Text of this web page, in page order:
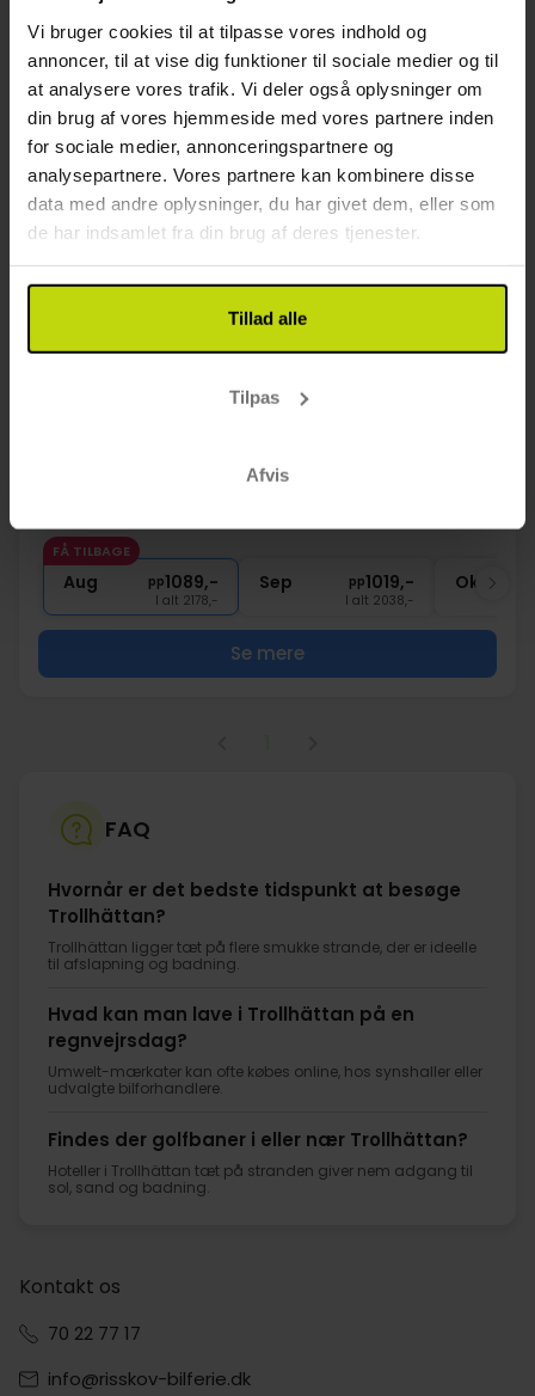
Vi bruger cookies til at tilpasse vores indhold og
annoncer, til at vise dig funktioner til sociale medier og til
at analysere vores trafik. Vi deler også oplysninger om
din brug af vores hjemmeside med vores partnere inden
for sociale medier, annonceringspartnere og
analysepartnere. Vores partnere kan kombinere disse
data med andre oplysninger, du har givet dem, eller som
de har indsamlet fra din brug af deres tjenester.
Tillad alle
Tilpas
Afvis
GOD PRIS!
Historisk perle
4.2/ 5 Meget god118 anmeldelser
Inkl. 1 x dagens hovedret
∞ Adgang til jacuzzi og sauna
2x Gratis parkering
FÅ TILBAGE
Aug pp1089,-
I alt 2178,-
Sep pp1019,-
I alt 2038,-
Okt
Se mere
FAQ
Hvornår er det bedste tidspunkt at besøge
Trollhättan?
Trollhättan ligger tæt på flere smukke strande, der er ideelle
til afslapning og badning.
Hvad kan man lave i Trollhättan på en
regnvejrsdag?
Umwelt-mærkater kan ofte købes online, hos synshaller eller
udvalgte bilforhandlere.
Findes der golfbaner i eller nær Trollhättan?
Hoteller i Trollhättan tæt på stranden giver nem adgang til
sol, sand og badning.
Kontakt os
70 22 77 17
info@risskov-bilferie.dk